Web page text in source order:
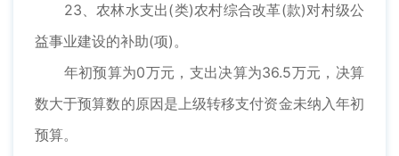
23、农林水支出(类)农村综合改革(款)对村级公
益事业建设的补助(项)。
年初预算为0万元，支出决算为36.5万元，决算
数大于预算数的原因是上级转移支付资金未纳入年初
预算。